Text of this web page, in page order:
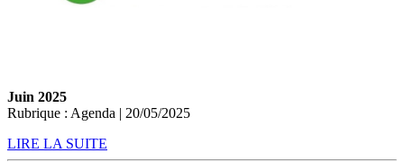
Juin 2025
Rubrique : Agenda | 20/05/2025
LIRE LA SUITE